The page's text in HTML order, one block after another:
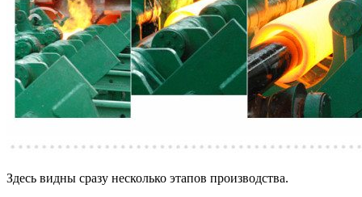
Здесь видны сразу несколько этапов производства.